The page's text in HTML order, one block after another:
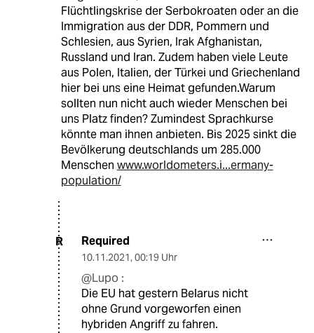
Flüchtlingskrise der Serbokroaten oder an die
Immigration aus der DDR, Pommern und
Schlesien, aus Syrien, Irak Afghanistan,
Russland und Iran. Zudem haben viele Leute
aus Polen, Italien, der Türkei und Griechenland
hier bei uns eine Heimat gefunden.Warum
sollten nun nicht auch wieder Menschen bei
uns Platz finden? Zumindest Sprachkurse
könnte man ihnen anbieten. Bis 2025 sinkt die
Bevölkerung deutschlands um 285.000
Menschen www.worldometers.i...ermany-
population/
R Required
10.11.2021, 00:19 Uhr
@Lupo :
Die EU hat gestern Belarus nicht
ohne Grund vorgeworfen einen
hybriden Angriff zu fahren.